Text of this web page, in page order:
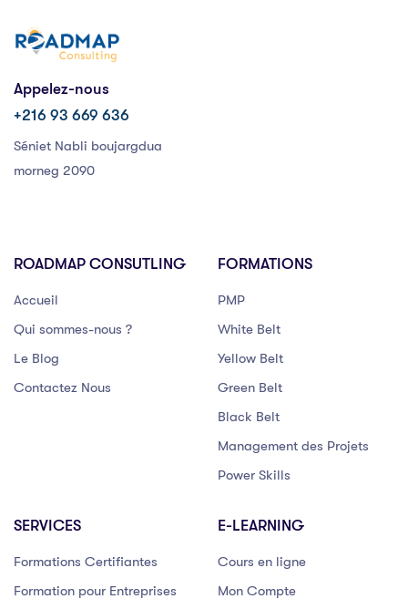
Appelez-nous
+216 93 669 636
Séniet Nabli boujargdua
morneg 2090
ROADMAP CONSUTLING
Accueil
Qui sommes-nous ?
Le Blog
Contactez Nous
FORMATIONS
PMP
White Belt
Yellow Belt
Green Belt
Black Belt
Management des Projets
Power Skills
SERVICES
Formations Certifiantes
Formation pour Entreprises
E-LEARNING
Cours en ligne
Mon Compte